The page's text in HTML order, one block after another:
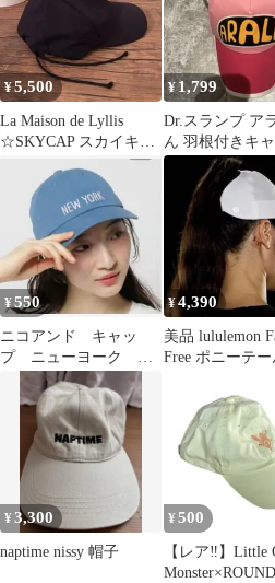
¥5,500
La Maison de Lyllis
☆SKYCAP スカイキャ
¥1,799
Dr.スランプ ア
ん 羽根付きキャ
ンク
¥550
ニコアンド キャッ
プ ニューヨーク ロ
ゴ刺繍
¥4,390
美品 lululemon
Free ポニーテー
¥3,300
naptime nissy 帽子
¥ 500
【レア‼️】Little